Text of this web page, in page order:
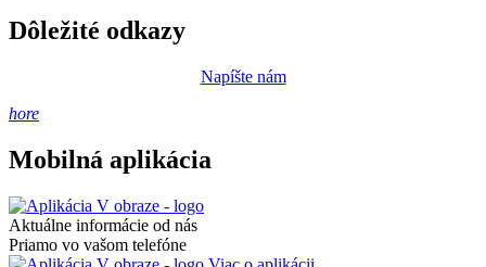
Dôležité odkazy
Napíšte nám
hore
Mobilná aplikácia
Aktuálne informácie od nás
Priamo vo vašom telefóne